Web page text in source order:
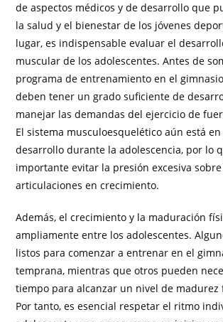
de aspectos médicos y de desarrollo que
la salud y el bienestar de los jóvenes
lugar, es indispensable evaluar el
muscular de los adolescentes. Antes de
programa de entrenamiento en el
deben tener un grado suficiente de
manejar las demandas del ejercicio de
El sistema musculoesquelético aún está
desarrollo durante la adolescencia, por lo
importante evitar la presión excesiva
articulaciones en crecimiento.
Además, el crecimiento y la maduración
ampliamente entre los adolescentes.
listos para comenzar a entrenar en el
temprana, mientras que otros pueden
tiempo para alcanzar un nivel de madurez
Por tanto, es esencial respetar el ritmo